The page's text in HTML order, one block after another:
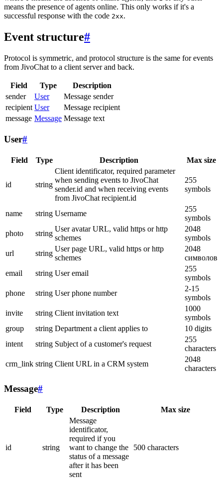
means the presence of agents online. This only works if it's a
successful response with the code 2xx.
Event structure#
Protocol is symmetric, and protocol structure is the same for events
from JivoChat to a client server and back.
Field Type
Description
sender
User
Message sender
recipient User
Message recipient
message Message Message text
User#
Field Type Description Max size
id string
Client identificator, required parameter
when sending events to JivoChat
sender.id and when receiving events
from JivoChat recipient.id
255
symbols
name string Username
255
symbols
photo
string
User avatar URL, valid https or http
schemes
2048
symbols
url
string
User page URL, valid https or http
schemes
2048
символов
email
string User email
255
symbols
phone
string User phone number
2-15
symbols
invite
string Client invitation text
1000
symbols
group
string Department a client applies to
10 digits
intent
string Subject of a customer's request
255
characters
crm_link string Client URL in a CRM system
2048
characters
Message#
Field Type Description Max size
id string
Message
identificator,
required if you
want to change the
status of a message
after it has been
sent
500 characters